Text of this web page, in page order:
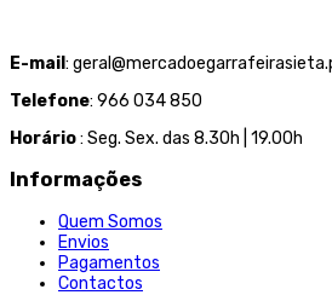
E-mail :
Telefone: 966 034 850
Horário: Seg. Sex. das 8.30h | 19.00h
Informações
Quem Somos
Envios
Pagamentos
Contactos